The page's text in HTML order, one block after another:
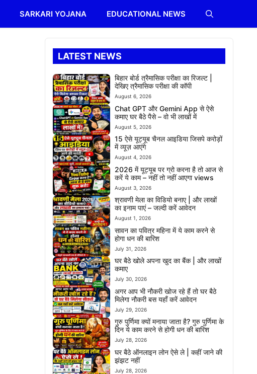
SARKARI YOJANA EDUCATIONAL NEWS
LATEST NEWS
बिहार बोर्ड त्रैमासिक परीक्षा का रिजल्ट |
देखिए त्रैमासिक परीक्षा की कॉपी
August 6, 2026
Chat GPT और Gemini App से ऐसे
कमाए घर बैठे पैसे – वो भी लाखों में
August 5, 2026
15 ऐसे यूट्यूब चैनल आइडिया जिसपे करोड़ों
में व्यूज़ आएंगे
August 4, 2026
2026 में यूट्यूब पर ग्रो करना है तो आज से
करें ये काम – नहीं तो नहीं आएगा views
August 3, 2026
श्रावणी मेला का विडियो बनाए | और लाखों
का इनाम पाएं – जल्दी करें आवेदन
August 1, 2026
सावन का पवित्र महिना में ये काम करने से
होगा धन की बारिश
July 31, 2026
घर बैठे खोले अपना खुद का बैंक | और लाखों
कमाए
July 30, 2026
अगर आप भी नौकरी खोज रहे हैं तो घर बैठे
मिलेगा नौकरी बस यहाँ करें आवेदन
July 29, 2026
गुरु पुर्णिमा क्यों मनाया जाता है? गुरु पुर्णिमा के
दिन ये काम करने से होगी धन की बारिश
July 28, 2026
घर बैठे ऑनलाइन लोन ऐसे ले | कहीं जाने की
झंझट नहीं
July 28, 2026